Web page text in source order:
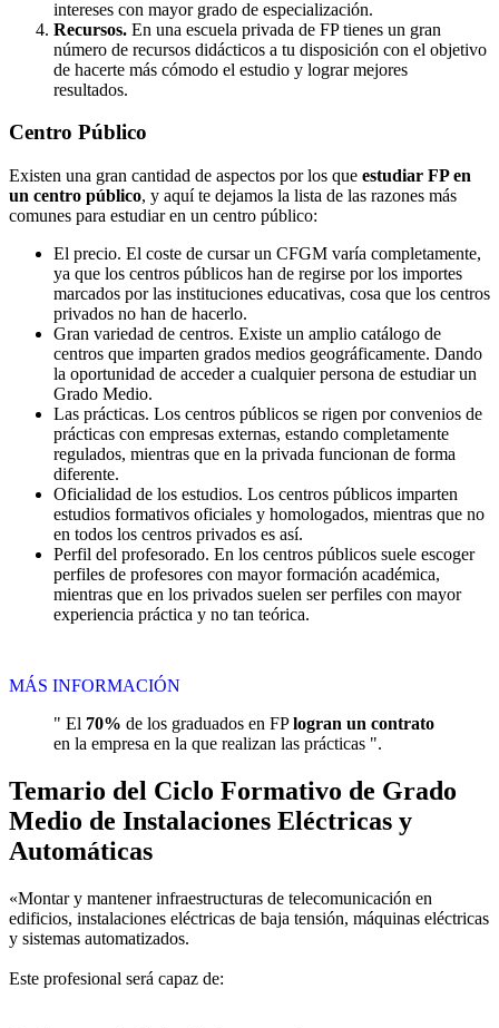
intereses con mayor grado de especialización.
Recursos. En una escuela privada de FP tienes un gran
número de recursos didácticos a tu disposición con el objetivo
de hacerte más cómodo el estudio y lograr mejores
resultados.
Centro Público
Existen una gran cantidad de aspectos por los que estudiar FP en
un centro público, y aquí te dejamos la lista de las razones más
comunes para estudiar en un centro público:
El precio. El coste de cursar un CFGM varía completamente,
ya que los centros públicos han de regirse por los importes
marcados por las instituciones educativas, cosa que los centros
privados no han de hacerlo.
Gran variedad de centros. Existe un amplio catálogo de
centros que imparten grados medios geográficamente. Dando
la oportunidad de acceder a cualquier persona de estudiar un
Grado Medio.
Las prácticas. Los centros públicos se rigen por convenios de
prácticas con empresas externas, estando completamente
regulados, mientras que en la privada funcionan de forma
diferente.
Oficialidad de los estudios. Los centros públicos imparten
estudios formativos oficiales y homologados, mientras que no
en todos los centros privados es así.
Perfil del profesorado. En los centros públicos suele escoger
perfiles de profesores con mayor formación académica,
mientras que en los privados suelen ser perfiles con mayor
experiencia práctica y no tan teórica.
MÁS INFORMACIÓN
" El 70% de los graduados en FPlogran un contrato
en la empresa en la que realizan las prácticas ".
Temario del Ciclo Formativo de Grado
Medio de Instalaciones Eléctricas y
Automáticas
«Montar y mantener infraestructuras de telecomunicación en
edificios, instalaciones eléctricas de baja tensión, máquinas eléctricas
y sistemas automatizados.
Este profesional será capaz de: